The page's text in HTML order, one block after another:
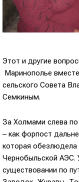
Этот и другие
Маринополье
сельского Совета
Семкиным.
За Холмами слева
– как форпост
которая
Чернобыльской АЭС.
существовании по